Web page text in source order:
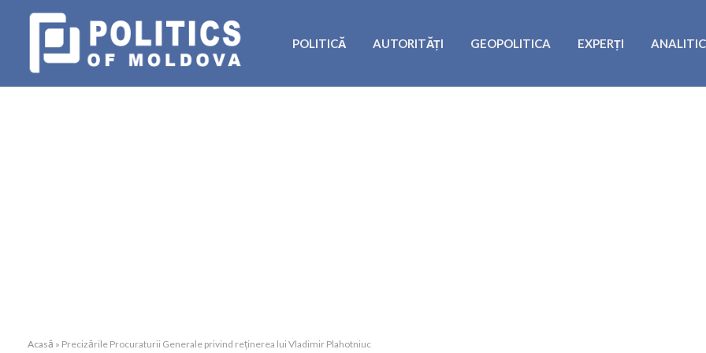
POLITICĂ AUTORITĂȚI GEOPOLITICA EXPERȚI
Acasă » Precizările Procuraturii Generale privind reținerea lui Vladimir Plahotniuc